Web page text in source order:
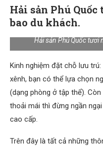
Hải sản Phú
bao du khách.
Hải sản Phú Quốc tươi
Kinh nghiệm đặt chỗ lưu
xênh, bạn có thể lựa chọn
(dạng phòng ở tập thể).
thoải mái thì đừng ngần
cao cấp.
Trên đây là tất cả những